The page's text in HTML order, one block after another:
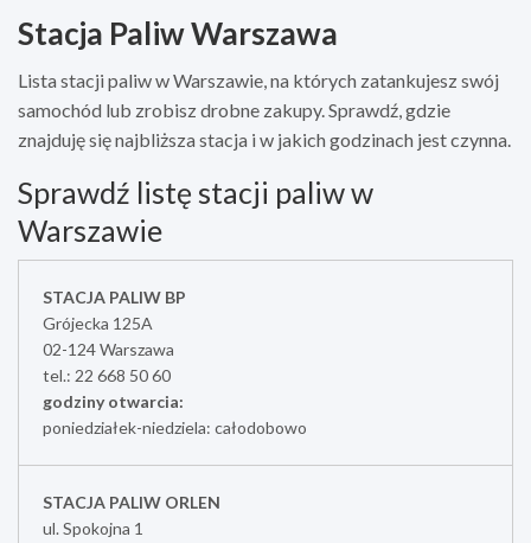
Stacja Paliw Warszawa
Lista stacji paliw w Warszawie, na których zatankujesz swój
samochód lub zrobisz drobne zakupy. Sprawdź, gdzie
znajduję się najbliższa stacja i w jakich godzinach jest czynna.
Sprawdź listę stacji paliw w
Warszawie
STACJA PALIW BP
Grójecka 125A
02-124 Warszawa
tel.: 22 668 50 60
godziny otwarcia:
poniedziałek-niedziela: całodobowo
STACJA PALIW ORLEN
ul. Spokojna 1